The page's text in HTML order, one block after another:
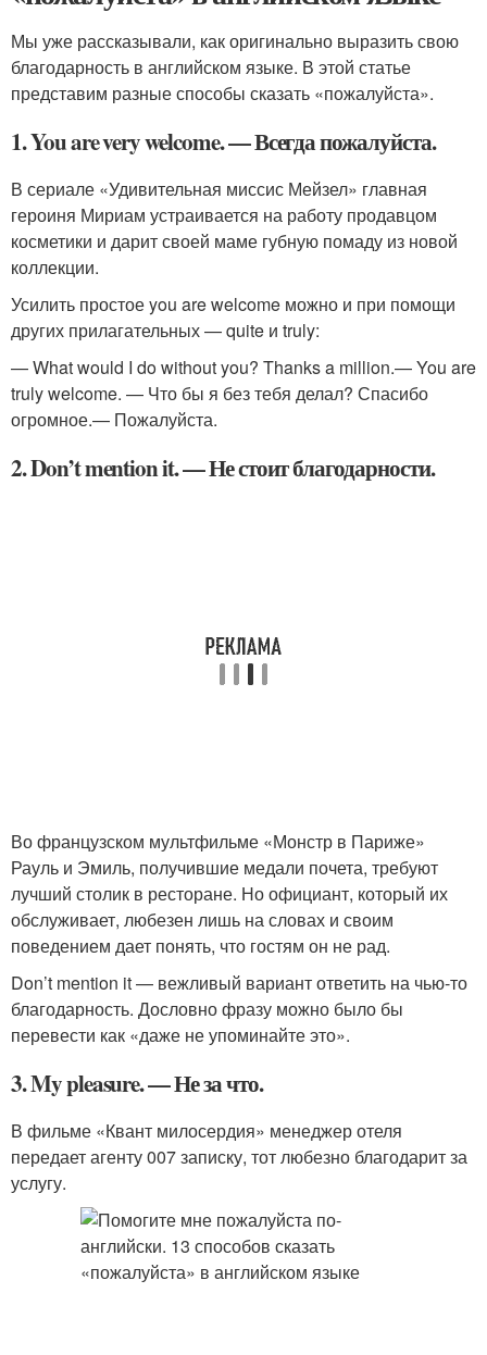
Мы уже рассказывали, как оригинально выразить свою
благодарность в английском языке. В этой статье
представим разные способы сказать «пожалуйста».
1. You are very welcome. — Всегда пожалуйста.
В сериале «Удивительная миссис Мейзел» главная
героиня Мириам устраивается на работу продавцом
косметики и дарит своей маме губную помаду из новой
коллекции.
Усилить простое you are welcome можно и при помощи
других прилагательных — quite и truly:
— What would I do without you? Thanks a million.— You are
truly welcome. — Что бы я без тебя делал? Спасибо
огромное.— Пожалуйста.
2. Don’t mention it. — Не стоит благодарности.
Во французском мультфильме «Монстр в Париже»
Рауль и Эмиль, получившие медали почета, требуют
лучший столик в ресторане. Но официант, который их
обслуживает, любезен лишь на словах и своим
поведением дает понять, что гостям он не рад.
Don’t mention it — вежливый вариант ответить на чью-то
благодарность. Дословно фразу можно было бы
перевести как «даже не упоминайте это».
3. My pleasure. — Не за что.
В фильме «Квант милосердия» менеджер отеля
передает агенту 007 записку, тот любезно благодарит за
услугу.